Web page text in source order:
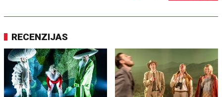
RECENZIJAS